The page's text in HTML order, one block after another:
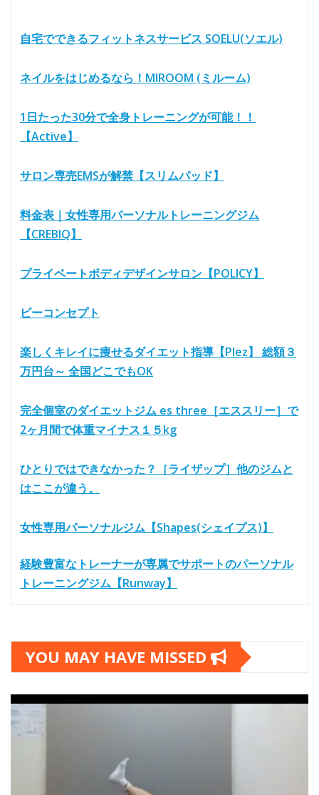
自宅でできるフィットネスサービス SOELU(ソエル)
ネイルをはじめるなら！MIROOM (ミルーム)
1日たった30分で全身トレーニングが可能！！
【Active】
サロン専売EMSが解禁【スリムパッド】
料金表｜女性専用パーソナルトレーニングジム
【CREBIQ】
プライベートボディデザインサロン【POLICY】
ビーコンセプト
楽しくキレイに痩せるダイエット指導【Plez】 総額３
万円台～ 全国どこでもOK
完全個室のダイエットジム es three［エススリー］で
2ヶ月間で体重マイナス１５kg
ひとりではできなかった？［ライザップ］他のジムと
はここが違う。
女性専用パーソナルジム【Shapes(シェイプス)】
経験豊富なトレーナーが専属でサポートのパーソナル
トレーニングジム【Runway】
YOU MAY HAVE MISSED